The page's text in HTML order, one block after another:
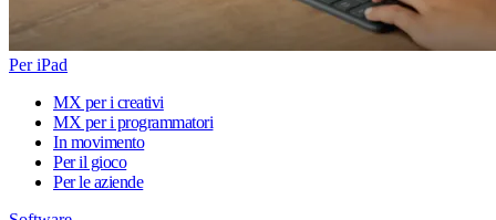
Per iPad
MX per i creativi
MX per i programmatori
In movimento
Per il gioco
Per le aziende